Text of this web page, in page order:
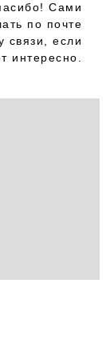
Сами
по почте
связи, если
интересно.